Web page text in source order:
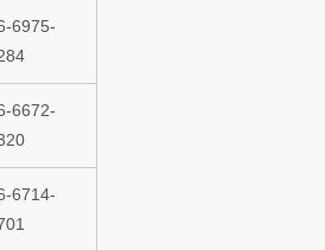
6975-
6672-
6714-